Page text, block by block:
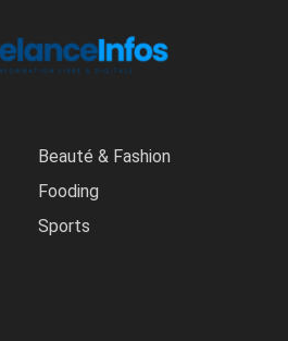
Beauté & Fashion
Fooding
Sports